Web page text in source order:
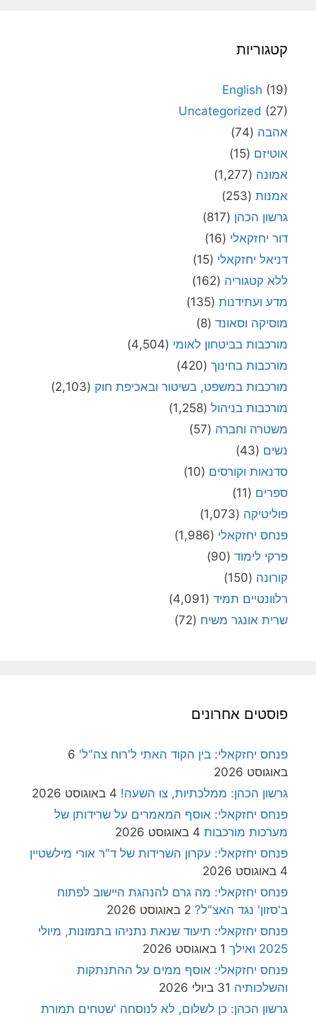
קטגוריות
English (19)
Uncategorized (27)
אהבה (74)
אוטיזם (15)
אמונה (1,277)
אמנות (253)
גרשון הכהן (817)
דור יחזקאלי (16)
דניאל יחזקאלי (15)
ללא קטגוריה (162)
מדע ועתידנות (135)
מוסיקה וסאונד (8)
מורכבות בביטחון לאומי (4,504)
מורכבות בחינוך (420)
מורכבות במשפט, בשיטור ובאכיפת חוק (2,103)
מורכבות בניהול (1,258)
משטרה וחברה (57)
נשים (43)
סדנאות וקורסים (10)
ספרים (11)
פוליטיקה (1,073)
פנחס יחזקאלי (1,986)
פרקי לימוד (90)
קורונה (150)
רלוונטיים תמיד (4,091)
שרית אונגר משיח (72)
פוסטים אחרונים
פנחס יחזקאלי: בין הקוד האתי ל'רוח צה"ל' 6
באוגוסט 2026
גרשון הכהן: ממלכתיות, צו השעה! 4 באוגוסט 2026
פנחס יחזקאלי: אוסף המאמרים על שרידותן של
מערכות מורכבות 4 באוגוסט 2026
פנחס יחזקאלי: עקרון השרידות של ד"ר אורי מילשטיין
4 באוגוסט 2026
פנחס יחזקאלי: מה גרם להנהגת היישוב לפתוח
ב'סזון' נגד האצ"ל? 2 באוגוסט 2026
פנחס יחזקאלי: תיעוד שנאת נתניהו בתמונות, מיולי
2025 ואילך
1 באוגוסט 2026
פנחס יחזקאלי: אוסף ממים על ההתנתקות
והשלכותיה 31 ביולי 2026
גרשון הכהן: כן לשלום, לא לנוסחה 'שטחים תמורת